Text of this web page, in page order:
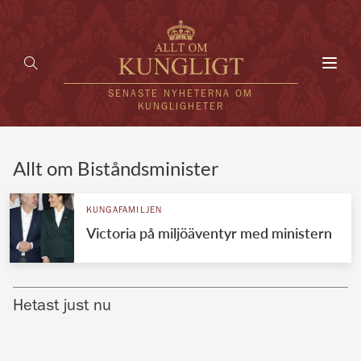
SENASTE NYHETERNA OM
KUNGLIGHETER
UTLÄNDSKT
VÄRLDENS KUNGAHUS
Allt om Biståndsminister
KUNGAFAMILJEN
Victoria på miljöäventyr med ministern
Hetast just nu